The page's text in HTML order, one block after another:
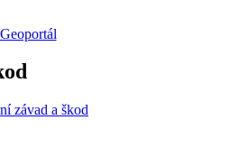
Geoportál
závad a škod